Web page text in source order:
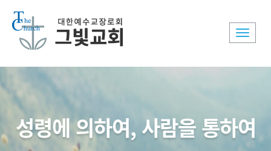
Toggle
성령에 의하여, 사람을 통하여